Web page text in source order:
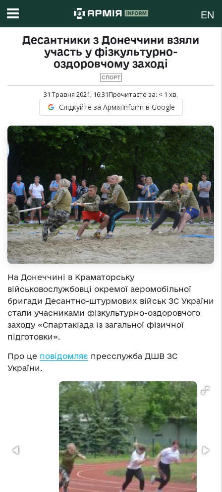
EN
Десантники з Донеччини взяли
участь у фізкультурно-
оздоровчому заході
СПОРТ
31 Травня 2021, 16:31Прочитаєте за: < 1 хв.
Слідкуйте за АрміяInform в Google
На Донеччині в Краматорську
військовослужбовці окремої аеромобільної
бригади Десантно-штурмових військ ЗС України
стали учасниками фізкультурно-оздоровчого
заходу «Спартакіада із загальної фізичної
підготовки».
Про це повідомляє пресслужба ДШВ ЗС
України.